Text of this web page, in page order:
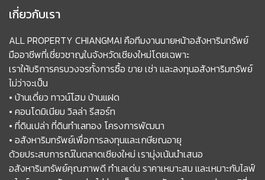
เกี่ยวกับเรา
ALL PROPERTY CHIANGMAI คือทีมงานนายหน้าอสังหาริมทรัพย์
มืออาชีพที่เชี่ยวชาญในจังหวัดเชียงใหม่โดยเฉพาะ
เราให้บริการครบวงจรทั้งการซื้อ ขาย เช่า และลงทุนอสังหาริมทรัพย์
ไม่ว่าจะเป็น
• บ้านเดี่ยว ทาวน์โฮม บ้านแฝด
• คอนโดมิเนียม วิลล่า รีสอร์ท
• ที่ดินเปล่า ที่ดินทำเลทอง โครงการพัฒนา
• อสังหาริมทรัพย์เพื่อการลงทุนและเกษียณอายุ
ด้วยประสบการณ์ในตลาดเชียงใหม่ เรามุ่งเน้นนำเสนอ
อสังหาริมทรัพย์คุณภาพดี ทำเลเด่น ราคาเหมาะสม และเหมาะกับไลฟ์